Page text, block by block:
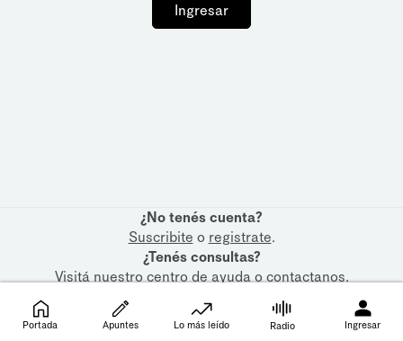
Ingresar
¿No tenés cuenta?
Suscribite o registrate.
¿Tenés consultas?
Visitá nuestrocentro de ayudaocontactanos.
Portada Apuntes Lo más leído Radio Ingresar